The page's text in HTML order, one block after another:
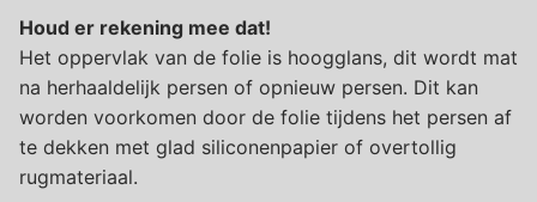
Houd er rekening mee dat!
Het oppervlak van de folie is hoogglans, dit wordt mat
na herhaaldelijk persen of opnieuw persen. Dit kan
worden voorkomen door de folie tijdens het persen af ​​
te dekken met glad siliconenpapier of overtollig
rugmateriaal.